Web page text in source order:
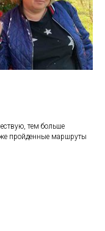
тем больше
пройденные маршруты